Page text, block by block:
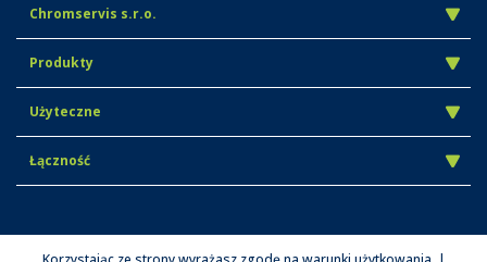
Chromservis s.r.o.
Produkty
Użyteczne
Łączność